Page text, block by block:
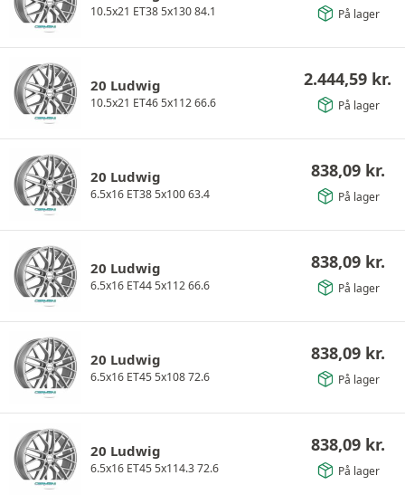
10.5x21 ET38 5x130 84.1 På lager
20 Ludwig
10.5x21 ET46 5x112 66.6
2.444,59 kr.
På lager
20 Ludwig
6.5x16 ET38 5x100 63.4
838,09 kr.
På lager
20 Ludwig
6.5x16 ET44 5x112 66.6
838,09 kr.
På lager
20 Ludwig
6.5x16 ET45 5x108 72.6
838,09 kr.
På lager
20 Ludwig
6.5x16 ET45 5x114.3 72.6
838,09 kr.
På lager